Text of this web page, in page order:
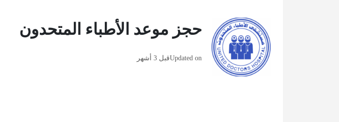
حجز موعد الأطباء المتحدون
Updated onقبل 3 أشهر